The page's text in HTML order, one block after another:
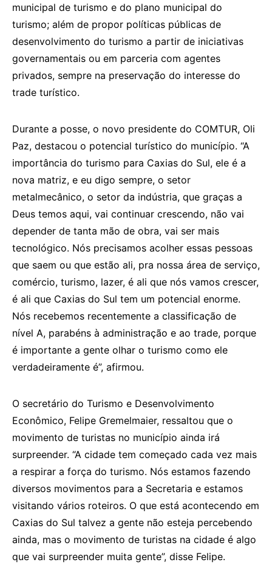
municipal de turismo e do plano municipal do
turismo; além de propor políticas públicas de
desenvolvimento do turismo a partir de iniciativas
governamentais ou em parceria com agentes
privados, sempre na preservação do interesse do
trade turístico.
Durante a posse, o novo presidente do COMTUR, Oli
Paz, destacou o potencial turístico do município. “A
importância do turismo para Caxias do Sul, ele é a
nova matriz, e eu digo sempre, o setor
metalmecânico, o setor da indústria, que graças a
Deus temos aqui, vai continuar crescendo, não vai
depender de tanta mão de obra, vai ser mais
tecnológico. Nós precisamos acolher essas pessoas
que saem ou que estão ali, pra nossa área de serviço,
comércio, turismo, lazer, é ali que nós vamos crescer,
é ali que Caxias do Sul tem um potencial enorme.
Nós recebemos recentemente a classificação de
nível A, parabéns à administração e ao trade, porque
é importante a gente olhar o turismo como ele
verdadeiramente é”, afirmou.
O secretário do Turismo e Desenvolvimento
Econômico, Felipe Gremelmaier, ressaltou que o
movimento de turistas no município ainda irá
surpreender. “A cidade tem começado cada vez mais
a respirar a força do turismo. Nós estamos fazendo
diversos movimentos para a Secretaria e estamos
visitando vários roteiros. O que está acontecendo em
Caxias do Sul talvez a gente não esteja percebendo
ainda, mas o movimento de turistas na cidade é algo
que vai surpreender muita gente”, disse Felipe.